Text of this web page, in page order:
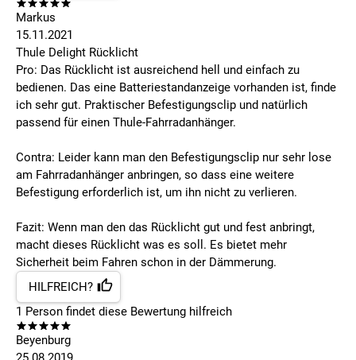
Markus
15.11.2021
Thule Delight Rücklicht
Pro: Das Rücklicht ist ausreichend hell und einfach zu
bedienen. Das eine Batteriestandanzeige vorhanden ist, finde
ich sehr gut. Praktischer Befestigungsclip und natürlich
passend für einen Thule-Fahrradanhänger.
Contra: Leider kann man den Befestigungsclip nur sehr lose
am Fahrradanhänger anbringen, so dass eine weitere
Befestigung erforderlich ist, um ihn nicht zu verlieren.
Fazit: Wenn man den das Rücklicht gut und fest anbringt,
macht dieses Rücklicht was es soll. Es bietet mehr
Sicherheit beim Fahren schon in der Dämmerung.
HILFREICH?
1 Person findet diese Bewertung hilfreich
Beyenburg